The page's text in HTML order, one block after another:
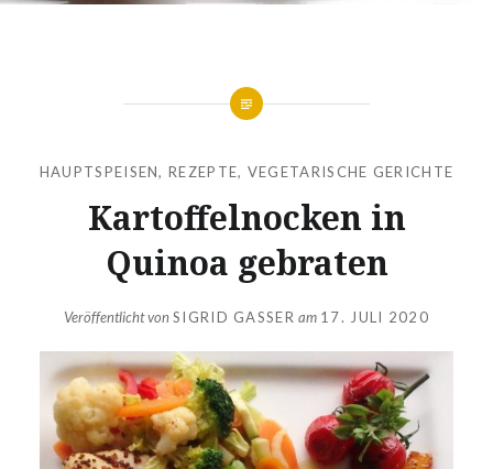
HAUPTSPEISEN,REZEPTE, VEGETARISCHE GERICHTE
Kartoffelnocken in
Quinoa gebraten
Veröffentlicht vonSIGRID GASSER am 17. JULI 2020